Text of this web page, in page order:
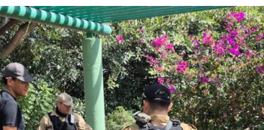
Gobierno De Luis Munguía Cumple Promesa De Campaña E Inaugura
Exgobernador De Guerrero Mandó Destruir Evidencia Del Caso
Eclipse Solar 2026: ¿En Qué Países Será Visible Este Fenómeno?
Habitante Pide Proteger A Los “cajos” Durante Su Cruce Por
Coparmex Vallarta Reporta Caída En Ocupación Hotelera En Mayo,
Violeta Y Melissa Desaparecen Tras Viajar A Puerto Vallarta Por Una
Juan Calderón Pide Oración Para Puerto Vallarta Ante La Virgen De